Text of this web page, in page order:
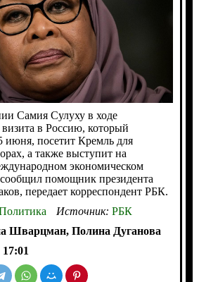
Самия Сулуху в ходе
визита в Россию, который
июня, посетит Кремль для
а также выступит на
экономическом
помощник президента
передает корреспондент РБК.
Источник: РБК
Шварцман, Полина Дуганова
17:01